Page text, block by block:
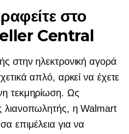
στο
Central
στην ηλεκτρονική αγορά
απλό, αρκεί να έχετε
τεκμηρίωση. Ως
λιανοπωλητής, η Walmart
επιμέλεια για να